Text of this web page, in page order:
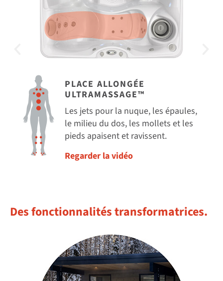
PLACE ALLONGÉE
ULTRAMASSAGE™
Les jets pour la nuque, les épaules,
le milieu du dos, les mollets et les
pieds apaisent et ravissent.
Regarder la vidéo
Des fonctionnalités transformatrices.